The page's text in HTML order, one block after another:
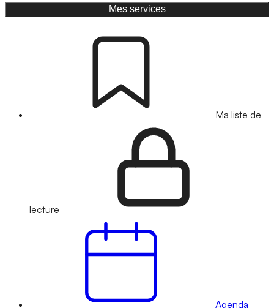
Mes services
Ma liste de
lecture
Agenda